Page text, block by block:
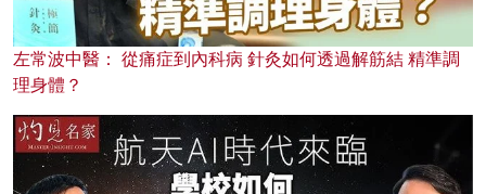
左常波中醫： 從痛症到內科病 針灸如何透過解筋結 精準調
理身體？